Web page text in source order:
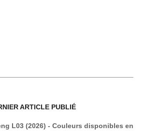
ARTICLE PUBLIÉ
L03 (2026) - Couleurs disponibles en